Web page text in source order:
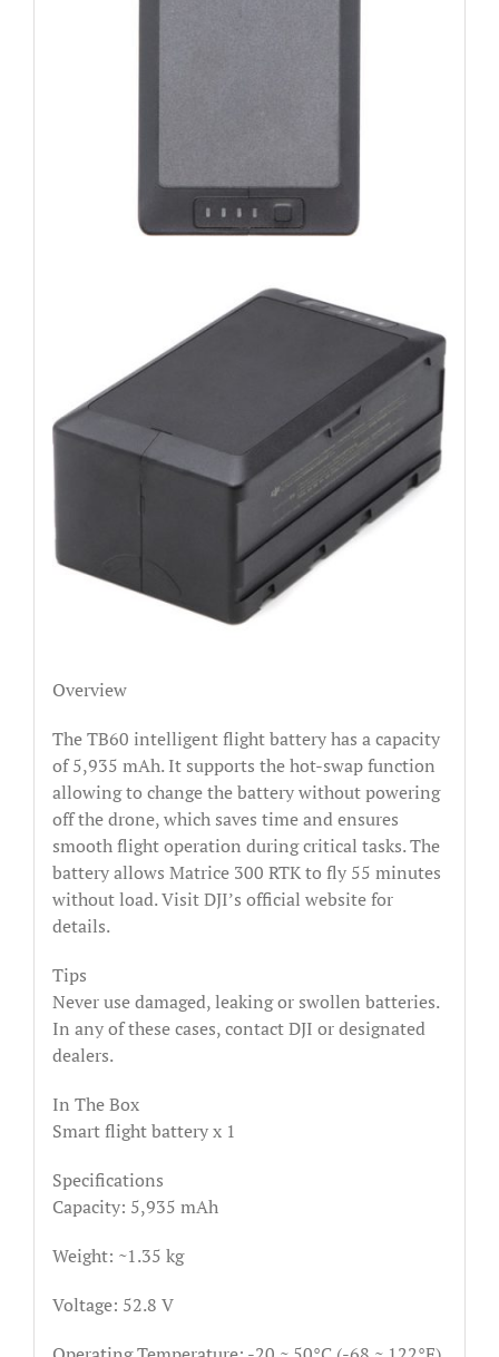
Overview
The TB60 intelligent flight battery has a capacity
of 5,935 mAh. It supports the hot-swap function
allowing to change the battery without powering
off the drone, which saves time and ensures
smooth flight operation during critical tasks. The
battery allows Matrice 300 RTK to fly 55 minutes
without load. Visit DJI’s official website for
details.
Tips
Never use damaged, leaking or swollen batteries.
In any of these cases, contact DJI or designated
dealers.
In The Box
Smart flight battery x 1
Specifications
Capacity: 5,935 mAh
Weight: ~1.35 kg
Voltage: 52.8 V